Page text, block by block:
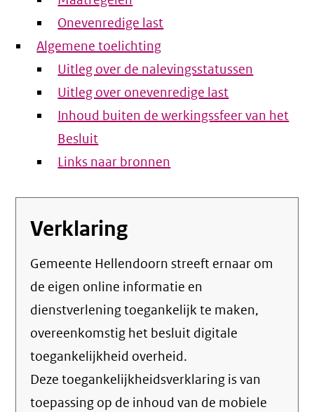
Onevenredige last
Algemene toelichting
Uitleg over de nalevingsstatussen
Uitleg over onevenredige last
Inhoud buiten de werkingssfeer van het
Besluit
Links naar bronnen
Verklaring
Gemeente Hellendoorn streeft ernaar om
de eigen online informatie en
dienstverlening toegankelijk te maken,
overeenkomstig het besluit digitale
toegankelijkheid overheid.
Deze toegankelijkheidsverklaring is van
toepassing op de inhoud van de mobiele